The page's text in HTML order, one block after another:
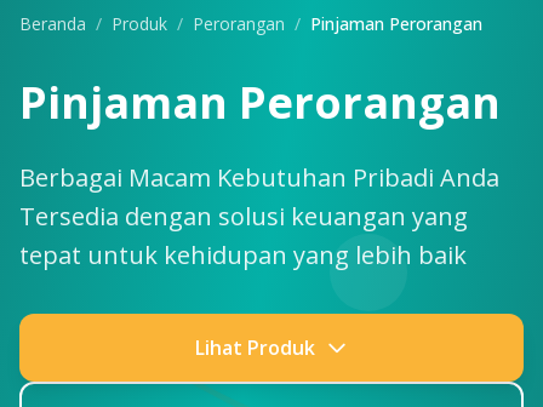
Beranda / Produk / Perorangan / Pinjaman Perorangan
Pinjaman Perorangan
Berbagai Macam Kebutuhan Pribadi Anda
Tersedia dengan solusi keuangan yang
tepat untuk kehidupan yang lebih baik
Lihat Produk